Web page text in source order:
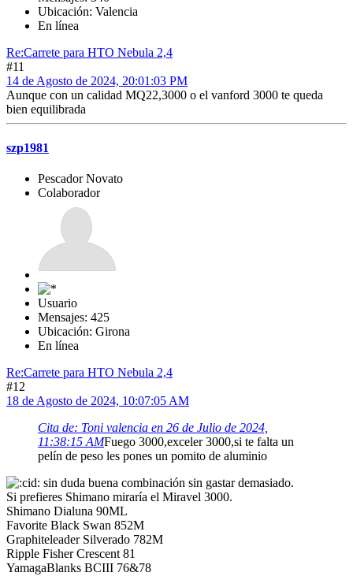
Ubicación: Valencia
En línea
Re:Carrete para HTO Nebula 2,4
#11
14 de Agosto de 2024, 20:01:03 PM
Aunque con un calidad MQ22,3000 o el vanford 3000 te queda
bien equilibrada
szp1981
Pescador Novato
Colaborador
Usuario
Mensajes: 425
Ubicación: Girona
En línea
Re:Carrete para HTO Nebula 2,4
#12
18 de Agosto de 2024, 10:07:05 AM
Cita de: Toni valencia en 26 de Julio de 2024,
11:38:15 AMFuego 3000,exceler 3000,si te falta un
pelín de peso les pones un pomito de aluminio
sin duda buena combinación sin gastar demasiado.
Si prefieres Shimano miraría el Miravel 3000.
Shimano Dialuna 90ML
Favorite Black Swan 852M
Graphiteleader Silverado 782M
Ripple Fisher Crescent 81
YamagaBlanks BCIII 76&78